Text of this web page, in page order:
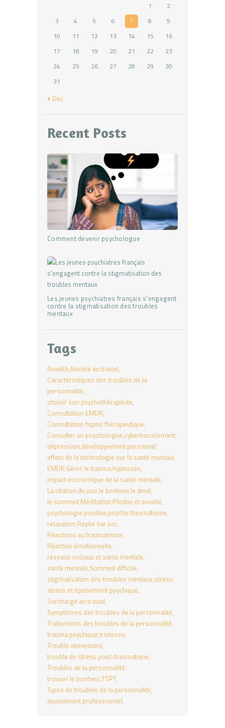
1
2
3
4 5 6 7 8
9
10
11 12 13 14 15
16
17
18 19 20 21 22
23
24
25 26 27 28 29
30
31
« Déc
Recent Posts
Comment devenir psychologue
Les jeunes psychiatres français s’engagent
contre la stigmatisation des troubles
mentaux
Tags
Anxiété Anxiété au travail
Caractéristiques des troubles de la
personnalité
choisir son psychothérapeute
Consultation EMDR
Consultation hypno thérapeutique
Consulter un psychologue cyberharcèlement
dépression développement personnel
effets de la technologie sur la santé mentale
EMDR Gérer le trauma hypnoses
impact économique de la santé mentale
La citation du jour le bonheur le deuil
le sommeil Méditation Phobie et anxiété
psychologie positive psycho traumatisme
relaxation Replie sur soi
Réactions au traumatisme
Réaction émotionnelle
réseaux sociaux et santé mentale
santé mentale Sommeil difficile
stigmatisation des troubles mentaux stress
stress et épuisement psychique
Surcharge au travail
Symptômes des troubles de la personnalité
Traitements des troubles de la personnalité
trauma psychique tristesse
Trouble alimentaire
trouble de stress post-traumatique
Troubles de la personnalité
trouver le bonheurTSPT
Types de troubles de la personnalité
épuisement professionnel